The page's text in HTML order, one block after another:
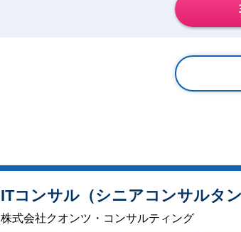
ITコンサル（シニアコンサルタ
株式会社クオンツ・コンサルティング